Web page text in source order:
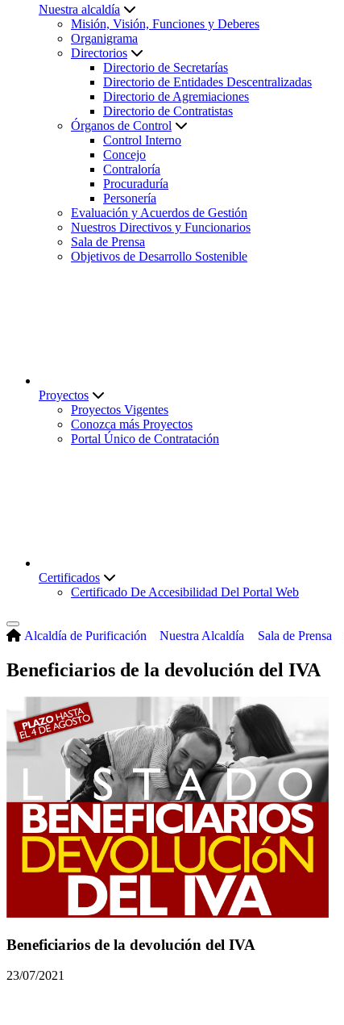
Nuestra alcaldía
Misión, Visión, Funciones y Deberes
Organigrama
Directorios
Directorio de Secretarías
Directorio de Entidades Descentralizadas
Directorio de Agremiaciones
Directorio de Contratistas
Órganos de Control
Control Interno
Concejo
Contraloría
Procuraduría
Personería
Evaluación y Acuerdos de Gestión
Nuestros Directivos y Funcionarios
Sala de Prensa
Objetivos de Desarrollo Sostenible
Proyectos
Proyectos Vigentes
Conozca más Proyectos
Portal Único de Contratación
Certificados
Certificado De Accesibilidad Del Portal Web
Alcaldía de Purificación Nuestra Alcaldía Sala de Prensa
Beneficiarios de la devolución del IVA
Beneficiarios de la devolución del IVA
23/07/2021